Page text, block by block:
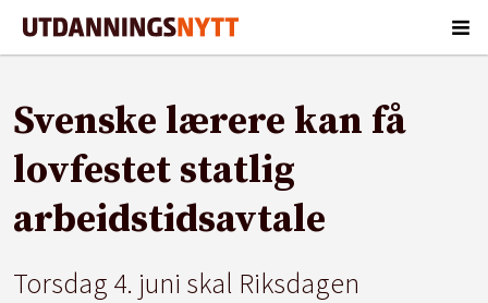
Svenske lærere kan få
lovfestet statlig
arbeidstidsavtale
Torsdag 4. juni skal Riksdagen